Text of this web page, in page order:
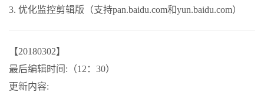
3. 优化监控剪辑版（支持pan.baidu.com和yun.baidu.com）
【20180302】
最后编辑时间:（12：30）
更新内容: